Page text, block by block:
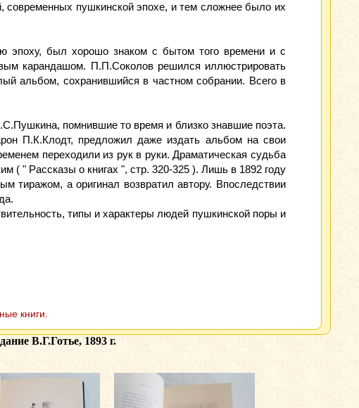
пушкинской эпохе, и тем сложнее было их
был хорошо знаком с бытом того времени и с
карандашом. П.П.Соколов решился иллюстрировать
альбом, сохранившийся в частном собрании. Всего в
помнившие то время и близко знавшие поэта.
П.К.Клодт, предложил даже издать альбом на свои
переходили из рук в руки. Драматическая судьба
" Рассказы о книгах ", стр. 320-325 ). Лишь в 1892 году
тиражом, а оригинал возвратил автору. Впоследствии
типы и характеры людей пушкинской поры и
книги.
В.Г.Готье, 1893 г.